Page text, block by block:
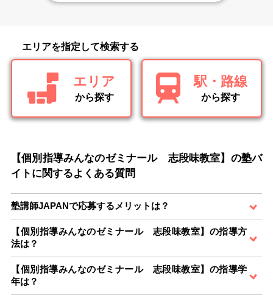
エリアを指定して検索する
エリア
から探す
駅・路線
から探す
【個別指導みんなのゼミナール 志段味教室】の塾バ
イトに関するよくある質問
塾講師JAPANで応募するメリットは？
【個別指導みんなのゼミナール 志段味教室】の指導方
法は？
【個別指導みんなのゼミナール 志段味教室】の指導学
年は？